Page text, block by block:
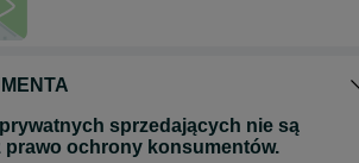
sprzedających nie są
prawo ochrony konsumentów.